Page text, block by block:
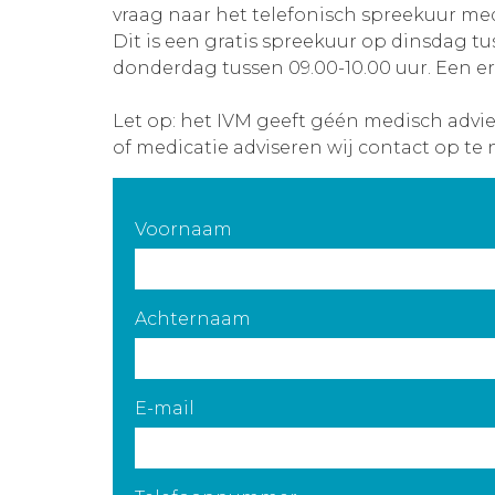
vraag naar het telefonisch spreekuur
Dit is een gratis spreekuur op dinsdag
donderdag tussen 09.00-10.00 uur. Een
Let op: het IVM geeft géén medisch
of medicatie adviseren wij contact op te
Voornaam
Achternaam
E-mail